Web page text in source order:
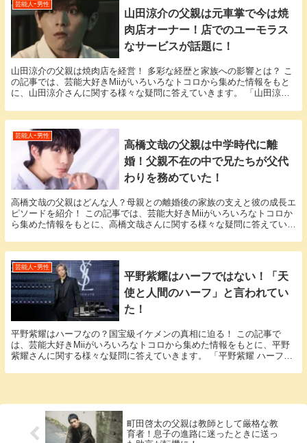
芸能人ｰ男性
山田涼介の父親は元車掌で今は焼
肉店オーナー！店でのユーモラス
なサービスが話題に！
山田涼介の父親は焼肉店を経営！ 多彩な経歴と家族への影響とは？ こ
の記事では、芸能大好きMiiがいろいろなトコロから集めた情報をもと
に、山田涼介さんに関する様々な疑問に答えていきます。 「山田涼介
芸能人ｰ男性
高橋文哉の父親は中学時代に離
婚！父親不在の中で兄たちが父代
わりを務めていた！
高橋文哉の父親はどんな人？母親との離婚後の家族の支えと彼の成長エ
ピソードを紹介！ この記事では、芸能大好きMiiがいろいろなトコロか
ら集めた情報をもとに、高橋文哉さんに関する様々な疑問に答えていき
芸能人ｰ男性
平野紫耀はハーフではない！「天
使と人間のハーフ」と言われてい
た！
平野紫耀はハーフなの？国宝級イケメンの真相に迫る！ この記事で
は、芸能大好きMiiがいろいろなトコロから集めた情報をもとに、平野
紫耀さんに関する様々な疑問に答えていきます。 「平野紫耀 ハーフ」
町田啓太の父親は教師として厳格な教
育者！息子の進路に迷ったときに送っ